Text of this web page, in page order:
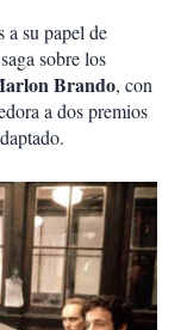
a su papel de
sobre los
Brando, con
a dos premios